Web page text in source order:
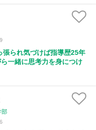
張られ気づけば指導歴25年
一緒に思考力を身につけ
部